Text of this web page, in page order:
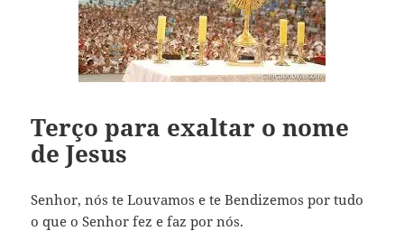
Terço para exaltar o nome
de Jesus
Senhor, nós te Louvamos e te Bendizemos por tudo
o que o Senhor fez e faz por nós.